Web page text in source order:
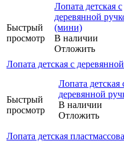
Быстрый
просмотр
Лопата детская с
деревянной
(мини)
В наличии
Отложить
Лопата детская с
Быстрый
просмотр
Лопата детская
деревянной
В наличии
Отложить
Лопата детская